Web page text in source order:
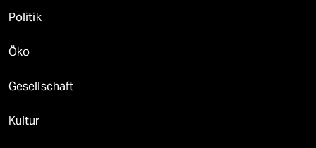
Politik
Öko
Gesellschaft
Kultur